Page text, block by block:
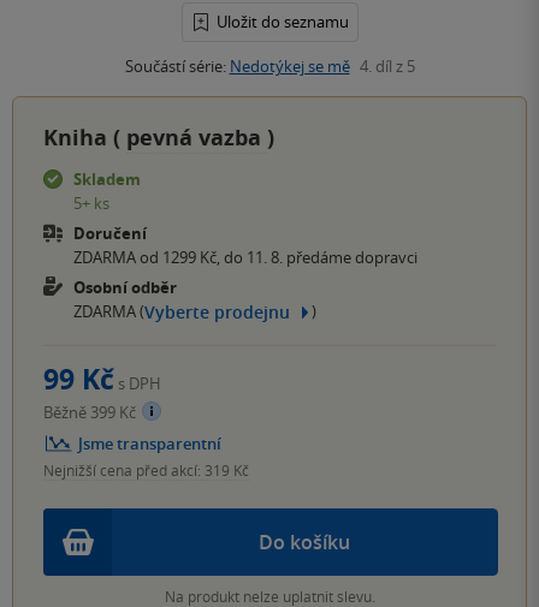
Uložit do seznamu
Součástí série: Nedotýkej se mě 4. díl z 5
Kniha ( pevná vazba )
Skladem
5+ ks
Doručení
ZDARMA od 1299 Kč, do 11. 8. předáme dopravci
Osobní odběr
ZDARMA (Vyberte prodejnu )
Do košíku
Na produkt nelze uplatnit slevu.
99 Kč s DPH
Běžně 399 Kč
Jsme transparentní
Nejnižší cena před akcí: 319 Kč